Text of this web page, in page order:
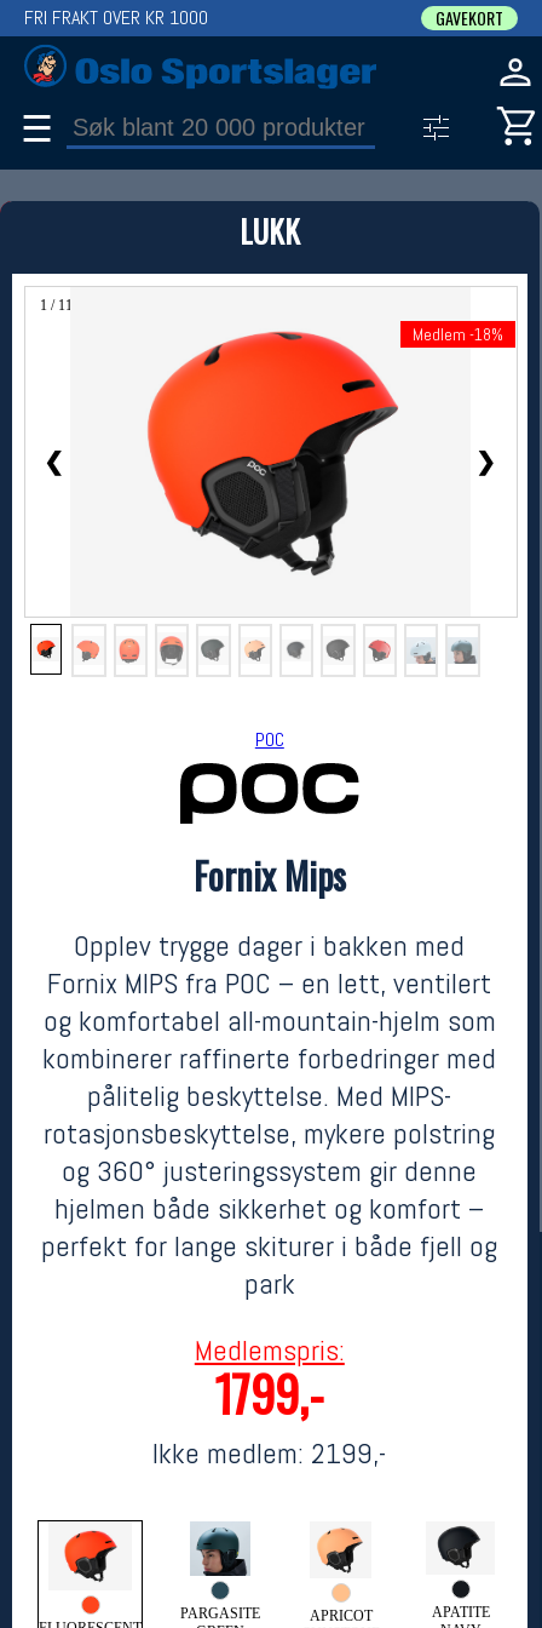
LUKK
1 / 11
❮ ❯
Medlem -18%
POC
Fornix Mips
Opplev trygge dager i bakken med
Fornix MIPS fra POC – en lett, ventilert
og komfortabel all-mountain-hjelm som
kombinerer raffinerte forbedringer med
pålitelig beskyttelse. Med MIPS-
rotasjonsbeskyttelse, mykere polstring
og 360° justeringssystem gir denne
hjelmen både sikkerhet og komfort –
perfekt for lange skiturer i både fjell og
park
Medlemspris:
1799,-
Ikke medlem: 2199,-
PARGASITE
APRICOT
APATITE
FRI FRAKT OVER KR 1000 GAVEKORT
☰
PRODUKT
Produkter (1)
Bruk filter til å spisse søket
POC
2199,- MEDLEM: 1799,-
Her finner du oss
Vis i kart
Om oss
Kontakt oss